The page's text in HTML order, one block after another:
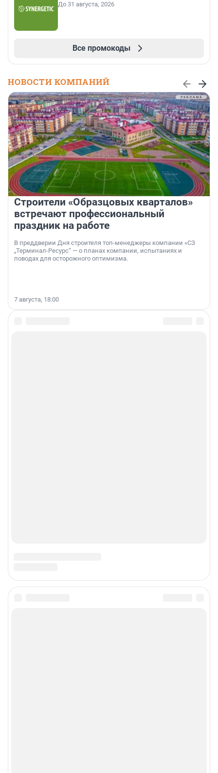
До 31 августа, 2026
Все промокоды
НОВОСТИ КОМПАНИЙ
Строители «Образцовых кварталов»
встречают профессиональный
праздник на работе
В преддверии Дня строителя топ-менеджеры компании «СЗ
„Терминал-Ресурс“ — о планах компании, испытаниях и
поводах для осторожного оптимизма.
7 августа, 18:00